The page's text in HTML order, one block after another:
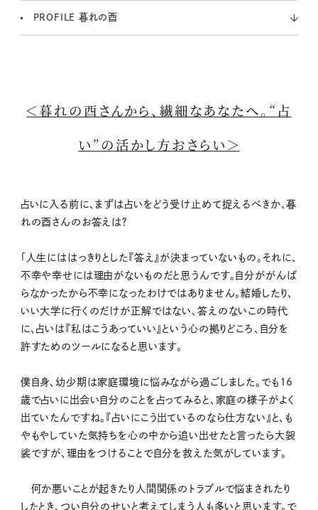
PROFILE 暮れの酉
＜暮れの酉さんから、繊細なあなたへ。“占
い”の活かし方おさらい＞
占いに入る前に、まずは占いをどう受け止めて捉えるべきか、暮
れの酉さんのお答えは？
「人生にははっきりとした『答え』が決まっていないもの。それに、
不幸や幸せには理由がないものだと思うんです。自分ががんば
らなかったから不幸になったわけではありません。結婚したり、
いい大学に行くのだけが正解ではない、答えのないこの時代
に、占いは『私はこうあっていい』という心の拠りどころ、自分を
許すためのツールになると思います。
僕自身、幼少期は家庭環境に悩みながら過ごしました。でも16
歳で占いに出会い自分のことを占ってみると、家庭の様子がよく
出ていたんですね。『占いにこう出ているのなら仕方ない』と、も
やもやしていた気持ちを心の中から追い出せたと言ったら大袈
裟ですが、理由をつけることで自分を救えた気がしています。
何か悪いことが起きたり人間関係のトラブルで悩まされたり
したとき、つい自分のせいと考えてしまう人も多いと思います。で